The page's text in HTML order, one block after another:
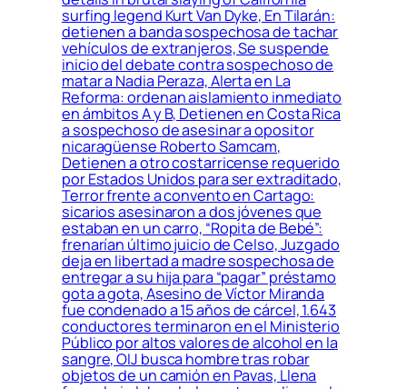
surfing legend Kurt Van Dyke, En Tilarán:
detienen a banda sospechosa de tachar
vehículos de extranjeros, Se suspende
inicio del debate contra sospechoso de
matar a Nadia Peraza, Alerta en La
Reforma: ordenan aislamiento inmediato
en ámbitos A y B, Detienen en Costa Rica
a sospechoso de asesinar a opositor
nicaragüense Roberto Samcam,
Detienen a otro costarricense requerido
por Estados Unidos para ser extraditado,
Terror frente a convento en Cartago:
sicarios asesinaron a dos jóvenes que
estaban en un carro, “Ropita de Bebé”:
frenarían último juicio de Celso, Juzgado
deja en libertad a madre sospechosa de
entregar a su hija para “pagar” préstamo
gota a gota, Asesino de Víctor Miranda
fue condenado a 15 años de cárcel, 1.643
conductores terminaron en el Ministerio
Público por altos valores de alcohol en la
sangre, OIJ busca hombre tras robar
objetos de un camión en Pavas, Llena